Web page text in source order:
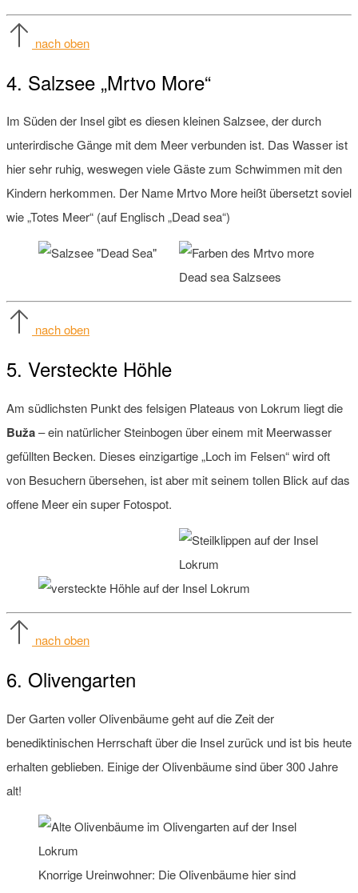
nach oben
4. Salzsee „Mrtvo More“
Im Süden der Insel gibt es diesen kleinen Salzsee, der durch
unterirdische Gänge mit dem Meer verbunden ist. Das Wasser ist
hier sehr ruhig, weswegen viele Gäste zum Schwimmen mit den
Kindern herkommen. Der Name Mrtvo More heißt übersetzt soviel
wie „Totes Meer“ (auf Englisch „Dead sea“)
nach oben
5. Versteckte Höhle
Am südlichsten Punkt des felsigen Plateaus von Lokrum liegt die
Buža– ein natürlicher Steinbogen über einem mit Meerwasser
gefüllten Becken. Dieses einzigartige „Loch im Felsen“ wird oft
von Besuchern übersehen, ist aber mit seinem tollen Blick auf das
offene Meer ein super Fotospot.
nach oben
6. Olivengarten
Der Garten voller Olivenbäume geht auf die Zeit der
benediktinischen Herrschaft über die Insel zurück und ist bis heute
erhalten geblieben. Einige der Olivenbäume sind über 300 Jahre
alt!
Knorrige Ureinwohner: Die Olivenbäume hier sind